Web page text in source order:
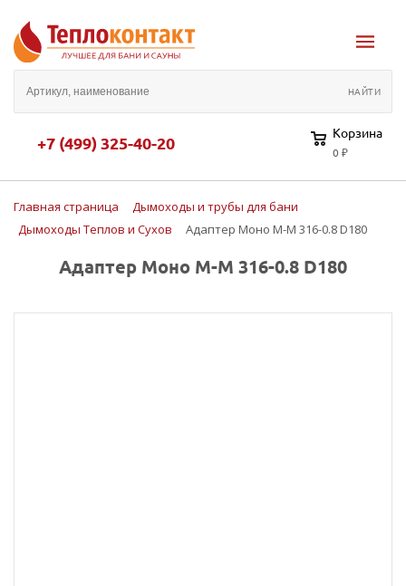
+7 (499) 325-40-20 Корзина
0 ₽
Главная страница
Дымоходы и трубы для бани
Дымоходы Теплов и Сухов
Адаптер Моно М-М 316-0.8 D180
Адаптер Моно М-М 316-0.8 D180